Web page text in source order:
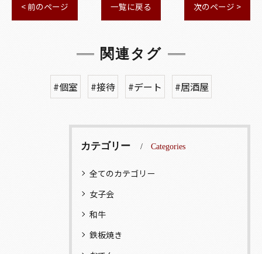
< 前のページ 一覧に戻る 次のページ >
関連タグ
#個室 #接待 #デート #居酒屋
カテゴリー Categories
全てのカテゴリー
女子会
和牛
鉄板焼き